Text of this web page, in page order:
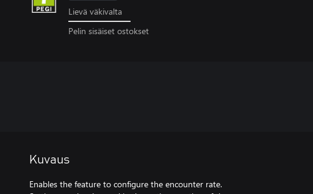
Lievä väkivalta
Pelin sisäiset ostokset
Kuvaus
Enables the feature to configure the encounter rate.